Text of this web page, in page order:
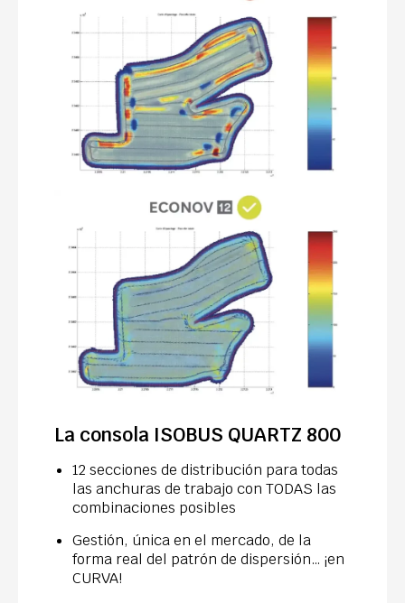
La consola ISOBUS QUARTZ 800
12 secciones de distribución para todas
las anchuras de trabajo con TODAS las
combinaciones posibles
Gestión, única en el mercado, de la
forma real del patrón de dispersión… ¡en
CURVA!